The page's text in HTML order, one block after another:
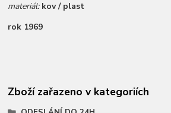
materiál: kov / plast
rok 1969
Zboží zařazeno v kategoriích